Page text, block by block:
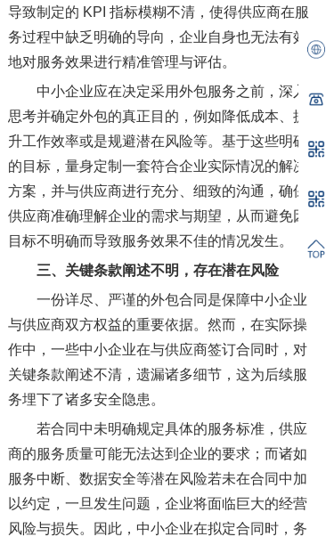
导致制定的 KPI 指标模糊不清，使得供应商在服
务过程中缺乏明确的导向，企业自身也无法有效
地对服务效果进行精准管理与评估。
中小企业应在决定采用外包服务之前，深入
思考并确定外包的真正目的，例如降低成本、提
升工作效率或是规避潜在风险等。基于这些明确
的目标，量身定制一套符合企业实际情况的解决
方案，并与供应商进行充分、细致的沟通，确保
供应商准确理解企业的需求与期望，从而避免因
目标不明确而导致服务效果不佳的情况发生。
三、 关键条款阐述不明，存在潜在风险
一份详尽、严谨的外包合同是保障中小企业
与供应商双方权益的重要依据。然而，在实际操
作中，一些中小企业在与供应商签订合同时，对
关键条款阐述不清，遗漏诸多细节，这为后续服
务埋下了诸多安全隐患。
若合同中未明确规定具体的服务标准，供应
商的服务质量可能无法达到企业的要求；而诸如
服务中断、数据安全等潜在风险若未在合同中加
以约定，一旦发生问题，企业将面临巨大的经营
风险与损失。因此，中小企业在拟定合同时，务